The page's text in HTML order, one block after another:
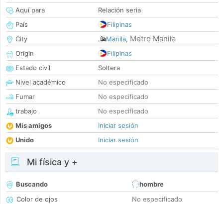
Aquí para
Relación seria
País
Filipinas
City
Manila, Metro Manila
Origin
Filipinas
Estado civil
Soltera
Nivel académico
No especificado
Fumar
No especificado
trabajo
No especificado
Mis amigos
Iniciar sesión
Unido
Iniciar sesión
Mi física y +
Buscando
hombre
Color de ojos
No especificado